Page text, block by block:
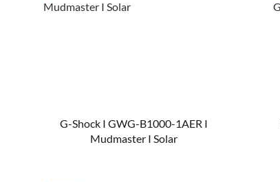
G-Shock I GWG-B1000-1AER I
Mudmaster I Solar